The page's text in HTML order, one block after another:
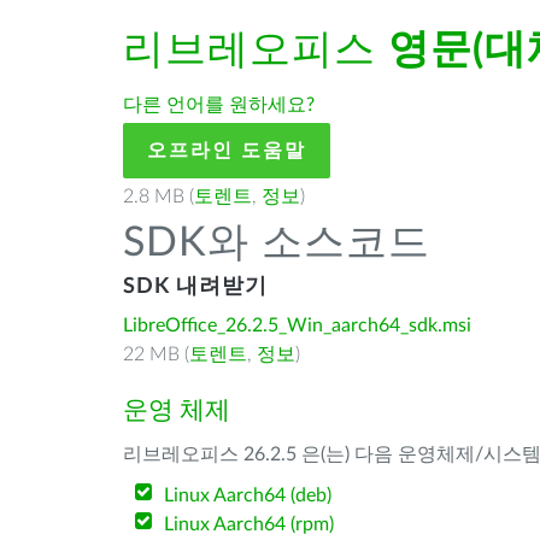
리브레오피스 영문(대
다른 언어를 원하세요?
오프라인 도움말
2.8 MB ( 토렌트, 정보 )
SDK와 소스코드
SDK 내려받기
LibreOffice_26.2.5_Win_aarch64_sdk.msi
22 MB ( 토렌트, 정보 )
운영 체제
리브레오피스 26.2.5 은(는) 다음 운영체제/시스
Linux Aarch64 (deb)
Linux Aarch64 (rpm)